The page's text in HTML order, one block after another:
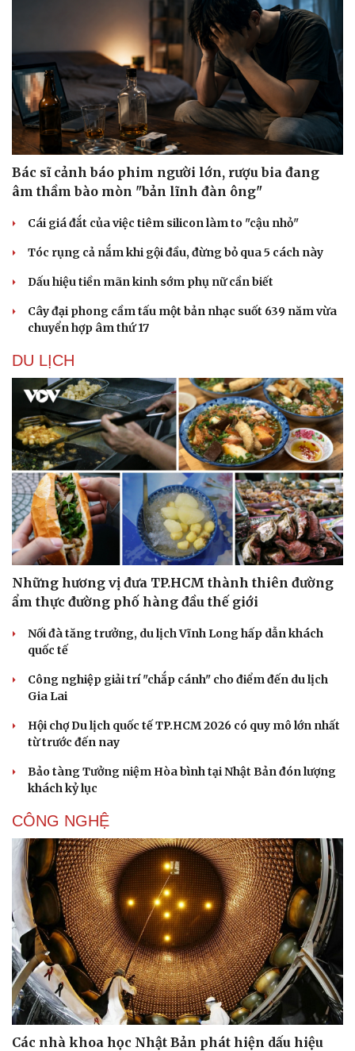
Bóng đá
Lịch thi đấu bóng đá
eSports
Hậu trường
Ô tô
Bác sĩ cảnh báo phim người lớn, rượu bia đang
âm thầm bào mòn "bản lĩnh đàn ông"
Cái giá đắt của việc tiêm silicon làm to "cậu nhỏ"
Tóc rụng cả nắm khi gội đầu, đừng bỏ qua 5 cách này
Dấu hiệu tiền mãn kinh sớm phụ nữ cần biết
Cây đại phong cầm tấu một bản nhạc suốt 639 năm vừa
chuyển hợp âm thứ 17
DU LỊCH
Những hương vị đưa TP.HCM thành thiên đường
ẩm thực đường phố hàng đầu thế giới
Nối đà tăng trưởng, du lịch Vĩnh Long hấp dẫn khách
quốc tế
Công nghiệp giải trí "chắp cánh" cho điểm đến du lịch
Gia Lai
Hội chợ Du lịch quốc tế TP.HCM 2026 có quy mô lớn nhất
từ trước đến nay
Bảo tàng Tưởng niệm Hòa bình tại Nhật Bản đón lượng
khách kỷ lục
CÔNG NGHỆ
Các nhà khoa học Nhật Bản phát hiện dấu hiệu